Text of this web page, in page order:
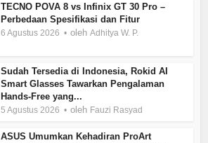
TECNO POVA 8 vs Infinix GT 30 Pro –
Perbedaan Spesifikasi dan Fitur
6 Agustus 2026 olehAdhitya W. P.
Sudah Tersedia di Indonesia, Rokid AI
Smart Glasses Tawarkan Pengalaman
Hands-Free yang...
5 Agustus 2026 oleh Fauzi Rasyad
ASUS Umumkan Kehadiran ProArt